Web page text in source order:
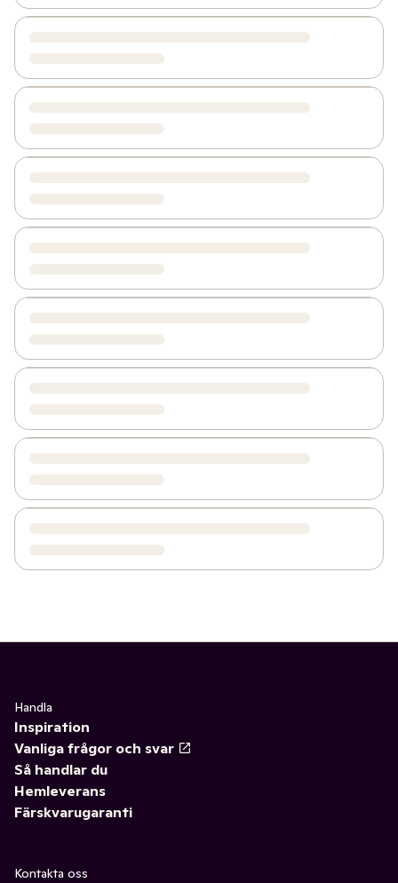
Handla
Inspiration
Vanliga frågor och svar
Så handlar du
Hemleverans
Färskvarugaranti
Kontakta oss